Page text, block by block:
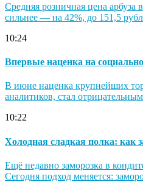
Средняя розничная цена арбуза
сильнее — на 42%, до 151,5
10:24
Впервые наценка на
В июне наценка крупнейших
аналитиков, стал
10:22
Холодная сладкая полка: как
Ещё недавно заморозка в
Сегодня подход меняется: